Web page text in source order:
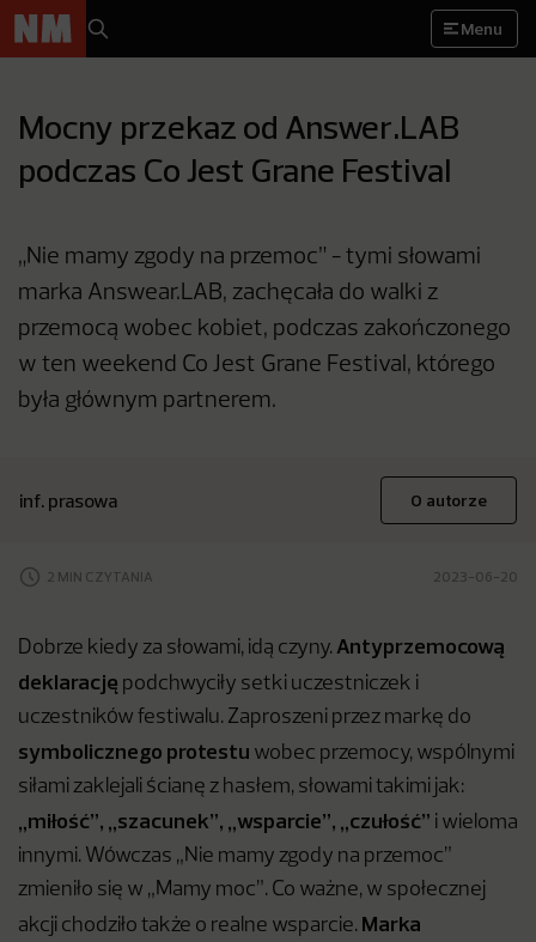
Menu
Mocny przekaz od Answer.LAB
podczas Co Jest Grane Festival
„Nie mamy zgody na przemoc” - tymi słowami
marka Answear.LAB, zachęcała do walki z
przemocą wobec kobiet, podczas zakończonego
w ten weekend Co Jest Grane Festival, którego
była głównym partnerem.
inf. prasowa O autorze
2 MIN CZYTANIA 2023-06-20
Dobrze kiedy za słowami, idą czyny. Antyprzemocową
deklarację podchwyciły setki uczestniczek i
uczestników festiwalu. Zaproszeni przez markę do
symbolicznego protestu wobec przemocy, wspólnymi
siłami zaklejali ścianę z hasłem, słowami takimi jak:
„miłość”, „szacunek”, „wsparcie”, „czułość” i wieloma
innymi. Wówczas „Nie mamy zgody na przemoc”
zmieniło się w „Mamy moc”. Co ważne, w społecznej
akcji chodziło także o realne wsparcie. Marka